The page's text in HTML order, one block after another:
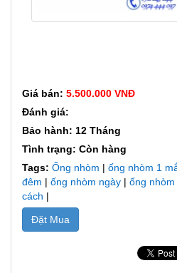
Giá bán: 5.500.000 VNĐ
Đánh giá:
Bảo hành: 12 Tháng
Tình trạng: Còn hàng
Tags: Ống nhòm | ống nhòm 1
đêm | ống nhòm ngày | ống
cách |
Đặt Mua